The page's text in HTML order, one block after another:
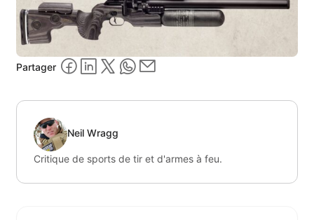
Partager
Neil Wragg
Critique de sports de tir et d'armes à feu.